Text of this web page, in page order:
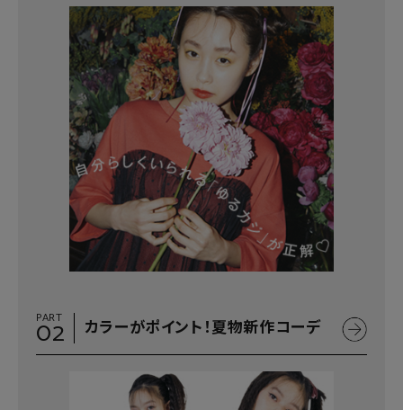
PART
02 カラーがポイント！夏物新作コーデ